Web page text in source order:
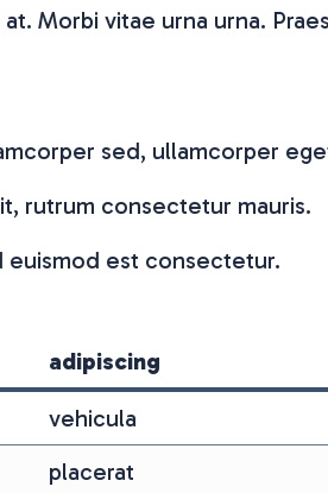
Morbi vitae urna urna.
sed, ullamcorper
rutrum consectetur mauris.
euismod est consectetur.
adipiscing
vehicula
placerat